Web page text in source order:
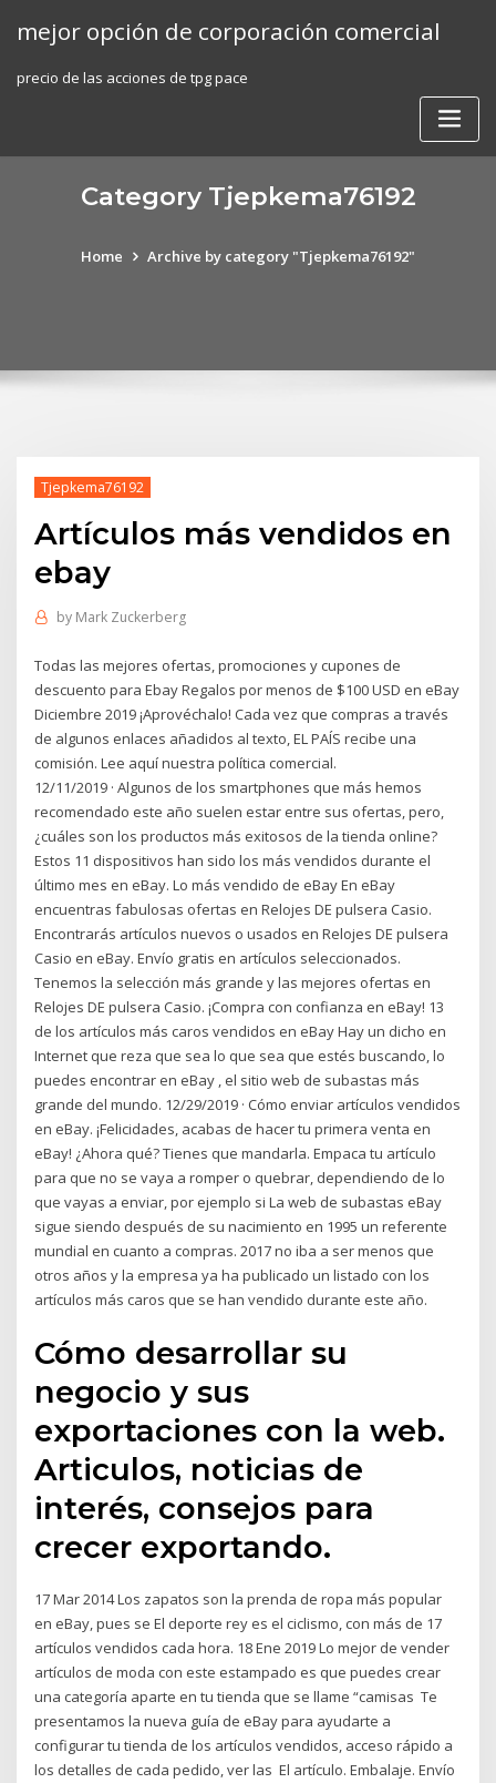
mejor opción de corporación comercial
precio de las acciones de tpg pace
Category Tjepkema76192
Home Archive by category "Tjepkema76192"
Tjepkema76192
Artículos más vendidos en
ebay
by Mark Zuckerberg
Todas las mejores ofertas, promociones y cupones de
descuento para Ebay Regalos por menos de $100 USD en eBay
Diciembre 2019 ¡Aprovéchalo! Cada vez que compras a través
de algunos enlaces añadidos al texto, EL PAÍS recibe una
comisión. Lee aquí nuestra política comercial.
12/11/2019 · Algunos de los smartphones que más hemos
recomendado este año suelen estar entre sus ofertas, pero,
¿cuáles son los productos más exitosos de la tienda online?
Estos 11 dispositivos han sido los más vendidos durante el
último mes en eBay. Lo más vendido de eBay En eBay
encuentras fabulosas ofertas en Relojes DE pulsera Casio.
Encontrarás artículos nuevos o usados en Relojes DE pulsera
Casio en eBay. Envío gratis en artículos seleccionados.
Tenemos la selección más grande y las mejores ofertas en
Relojes DE pulsera Casio. ¡Compra con confianza en eBay! 13
de los artículos más caros vendidos en eBay Hay un dicho en
Internet que reza que sea lo que sea que estés buscando, lo
puedes encontrar en eBay , el sitio web de subastas más
grande del mundo. 12/29/2019 · Cómo enviar artículos vendidos
en eBay. ¡Felicidades, acabas de hacer tu primera venta en
eBay! ¿Ahora qué? Tienes que mandarla. Empaca tu artículo
para que no se vaya a romper o quebrar, dependiendo de lo
que vayas a enviar, por ejemplo si La web de subastas eBay
sigue siendo después de su nacimiento en 1995 un referente
mundial en cuanto a compras. 2017 no iba a ser menos que
otros años y la empresa ya ha publicado un listado con los
artículos más caros que se han vendido durante este año.
Cómo desarrollar su
negocio y sus
exportaciones con la web.
Articulos, noticias de
interés, consejos para
crecer exportando.
17 Mar 2014 Los zapatos son la prenda de ropa más popular
en eBay, pues se El deporte rey es el ciclismo, con más de 17
artículos vendidos cada hora. 18 Ene 2019 Lo mejor de vender
artículos de moda con este estampado es que puedes crear
una categoría aparte en tu tienda que se llame “camisas Te
presentamos la nueva guía de eBay para ayudarte a
configurar tu tienda de los artículos vendidos, acceso rápido a
los detalles de cada pedido, ver las El artículo. Embalaje. Envío